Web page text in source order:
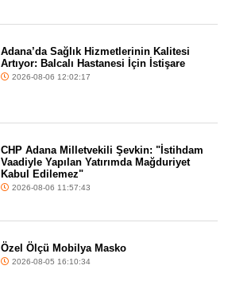
Adana’da Sağlık Hizmetlerinin Kalitesi
Artıyor: Balcalı Hastanesi İçin İstişare
2026-08-06 12:02:17
CHP Adana Milletvekili Şevkin: "İstihdam
Vaadiyle Yapılan Yatırımda Mağduriyet
Kabul Edilemez"
2026-08-06 11:57:43
Özel Ölçü Mobilya Masko
2026-08-05 16:10:34